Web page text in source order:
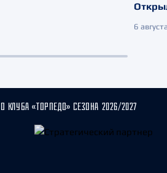
6
КЛУБА «ТОРПЕДО» СЕЗОНА 2026/2027